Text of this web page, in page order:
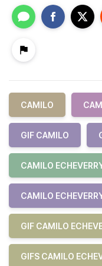
CAMILO
GIF CAMILO
CAMILO
CAMILO
GIF CAMILO
GIFS CAMILO